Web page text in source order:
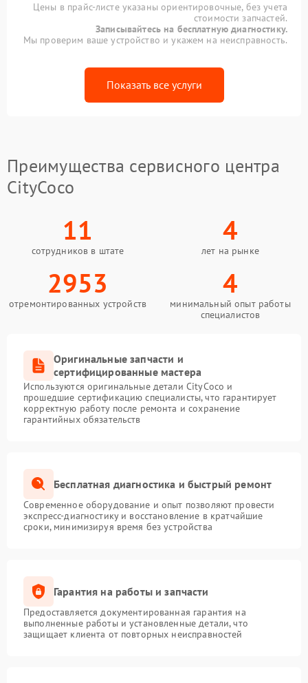
Цены в прайс-листе указаны ориентировочные, без учета
стоимости запчастей.
Записывайтесь на бесплатную диагностику.
Мы проверим ваше устройство и укажем на неисправность.
Показать все услуги
Преимущества сервисного центра
CityCoco
11
сотрудников в штате
4
лет на рынке
2953
отремонтированных устройств
4
минимальный опыт работы
специалистов
Оригинальные запчасти и
сертифицированные мастера
Используются оригинальные детали CityCoco и
прошедшие сертификацию специалисты, что гарантирует
корректную работу после ремонта и сохранение
гарантийных обязательств
Бесплатная диагностика и быстрый ремонт
Современное оборудование и опыт позволяют провести
экспресс-диагностику и восстановление в кратчайшие
сроки, минимизируя время без устройства
Гарантия на работы и запчасти
Предоставляется документированная гарантия на
выполненные работы и установленные детали, что
защищает клиента от повторных неисправностей